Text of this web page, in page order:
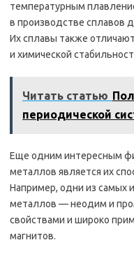
температурным
в производстве сплавов
Их сплавы также
и химической
Читать статью
периодической
Еще одним интересным
металлов является их
Например, одни из самых
металлов — неодим и
свойствами и широко
магнитов.